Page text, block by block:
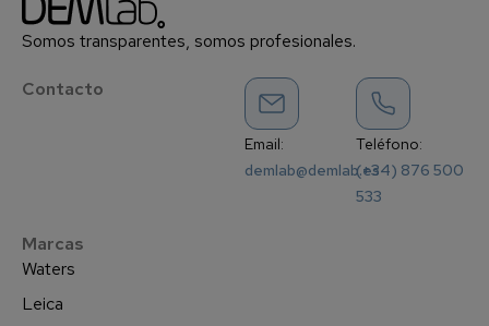
Somos transparentes, somos profesionales.
Marcas
Waters
Leica
Contacto
Email:
demlab@demlab.es
Teléfono:
(+34) 876 500
533